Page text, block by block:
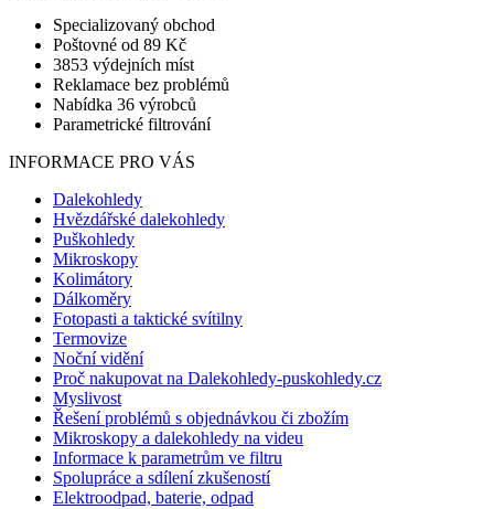
Specializovaný obchod
Poštovné od 89 Kč
3853 výdejních míst
Reklamace bez problémů
Nabídka 36 výrobců
Parametrické filtrování
INFORMACE PRO VÁS
Dalekohledy
Hvězdářské dalekohledy
Puškohledy
Mikroskopy
Kolimátory
Dálkoměry
Fotopasti a taktické svítilny
Termovize
Noční vidění
Proč nakupovat na Dalekohledy-puskohledy.cz
Myslivost
Řešení problémů s objednávkou či zbožím
Mikroskopy a dalekohledy na videu
Informace k parametrům ve filtru
Spolupráce a sdílení zkušeností
Elektroodpad, baterie, odpad